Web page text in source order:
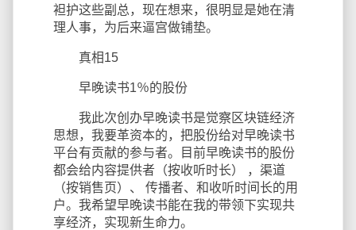
袒护这些副总，现在想来，很明显是她在清
理人事，为后来逼宫做铺垫。
真相15
早晚读书1％的股份
我此次创办早晚读书是觉察区块链经济
思想，我要革资本的，把股份给对早晚读书
平台有贡献的参与者。目前早晚读书的股份
都会给内容提供者（按收听时长） ，渠道
（按销售页）、 传播者、和收听时间长的用
户。我希望早晚读书能在我的带领下实现共
享经济，实现新生命力。